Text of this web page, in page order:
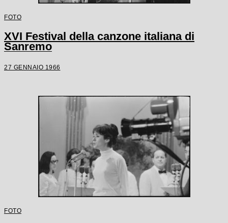
FOTO
XVI Festival della canzone italiana di
Sanremo
27 GENNAIO 1966
FOTO